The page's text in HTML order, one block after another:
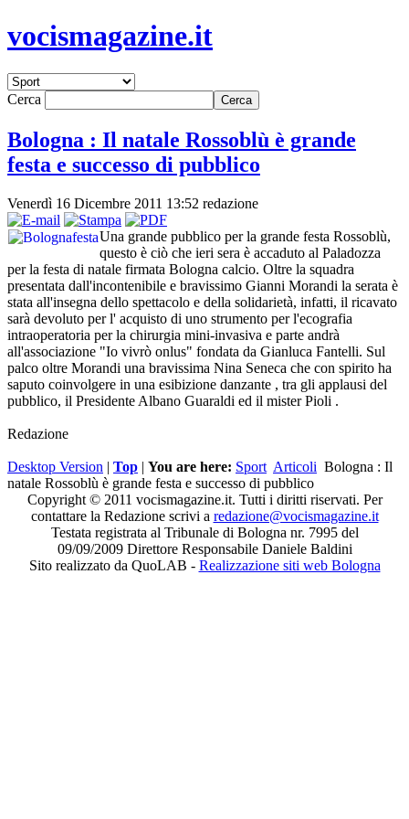
vocismagazine.it
Cerca
Bologna : Il natale Rossoblù è grande
festa e successo di pubblico
Venerdì 16 Dicembre 2011 13:52 redazione
Una grande pubblico per la grande festa Rossoblù,
questo è ciò che ieri sera è accaduto al Paladozza
per la festa di natale firmata Bologna calcio. Oltre la squadra
presentata dall'incontenibile e bravissimo Gianni Morandi la serata è
stata all'insegna dello spettacolo e della solidarietà, infatti, il ricavato
sarà devoluto per l' acquisto di uno strumento per l'ecografia
intraoperatoria per la chirurgia mini-invasiva e parte andrà
all'associazione "Io vivrò onlus" fondata da Gianluca Fantelli. Sul
palco oltre Morandi una bravissima Nina Seneca che con spirito ha
saputo coinvolgere in una esibizione danzante , tra gli applausi del
pubblico, il Presidente Albano Guaraldi ed il mister Pioli .
Redazione
Desktop Version | Top | You are here: Sport Articoli Bologna : Il
natale Rossoblù è grande festa e successo di pubblico
Copyright © 2011 vocismagazine.it. Tutti i diritti riservati. Per
contattare la Redazione scrivi a redazione@vocismagazine.it
Testata registrata al Tribunale di Bologna nr. 7995 del
09/09/2009 Direttore Responsabile Daniele Baldini
Sito realizzato da QuoLAB - Realizzazione siti web Bologna